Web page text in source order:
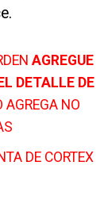
AGREGUE
DETALLE DE
AGREGA NO
DE CORTEX